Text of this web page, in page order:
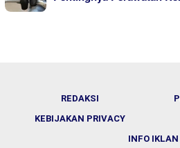
REDAKSI
KEBIJAKAN PRIVACY
INFO IKLAN